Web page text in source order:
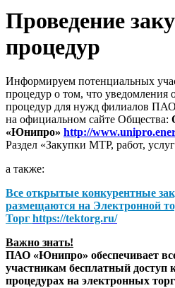
Проведение
процедур
Информируем потенциальных
процедур о том, что уведомления
процедур для нужд филиалов
на официальном сайте Общества:
«Юнипро» http://
Раздел «Закупки МТР, работ,
а также:
Все открытые конкурентные
размещаются на Электронной
Торг https://tektorg.ru/
Важно знать!
ПАО «Юнипро» обеспечивает
участникам бесплатный доступ
процедурах на электронных